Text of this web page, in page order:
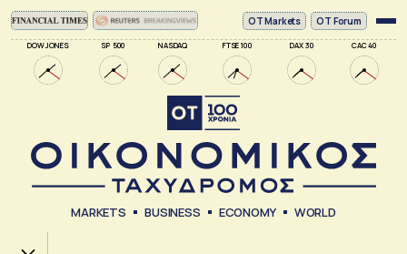
DOW JONES SP 500 NASDAQ FTSE 100 DAX 30 CAC 40
ΟΤ Markets OT Forum
MARKETS BUSINESS ECONOMY WORLD